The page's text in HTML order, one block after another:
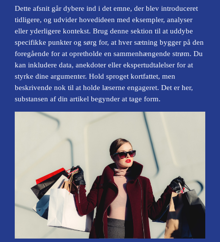
Dette afsnit går dybere ind i det emne, der blev introduceret
tidligere, og udvider hovedideen med eksempler, analyser
eller yderligere kontekst. Brug denne sektion til at uddybe
specifikke punkter og sørg for, at hver sætning bygger på den
foregående for at opretholde en sammenhængende strøm. Du
kan inkludere data, anekdoter eller ekspertudtalelser for at
styrke dine argumenter. Hold sproget kortfattet, men
beskrivende nok til at holde læserne engageret. Det er her,
substansen af din artikel begynder at tage form.